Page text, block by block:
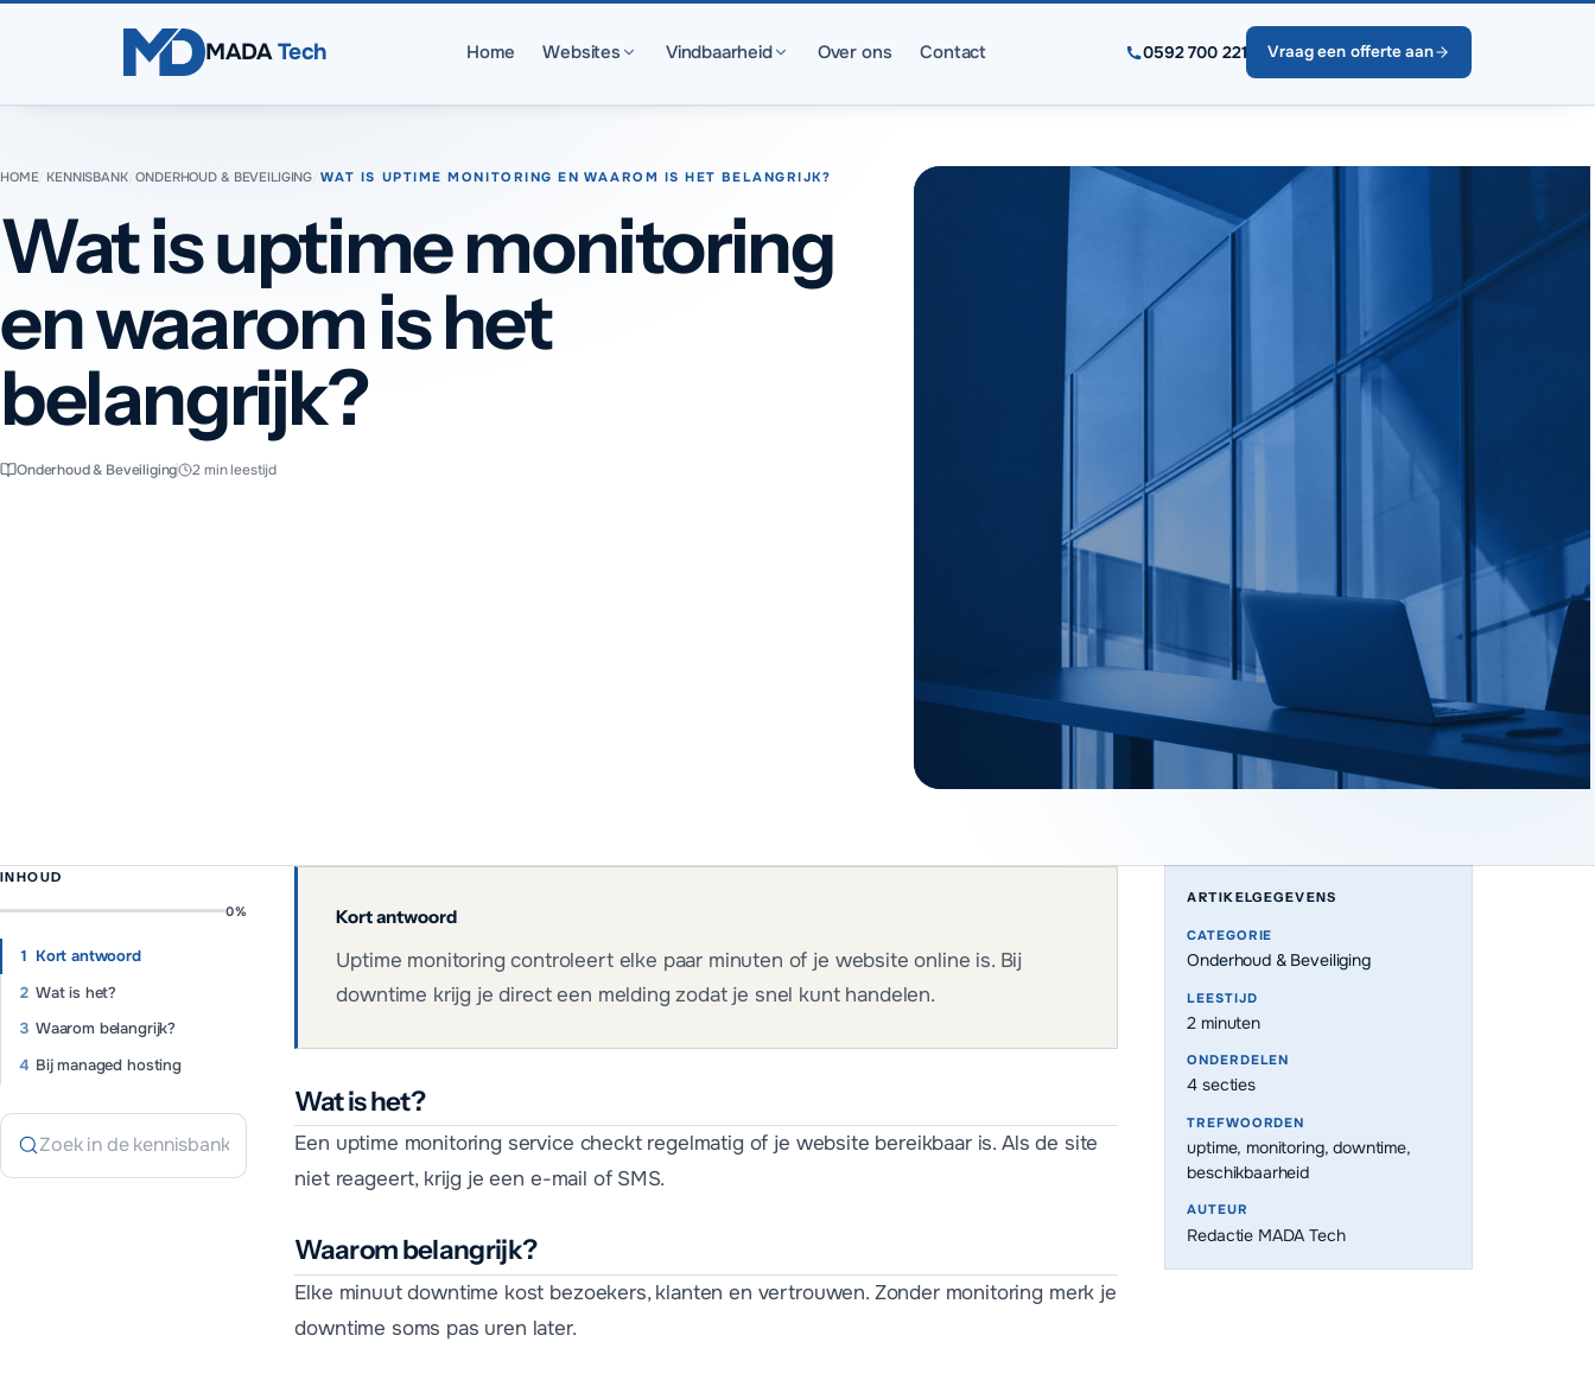
MADATech Home Websites Vindbaarheid Over ons Contact 0592 700 221 Vraag een offerte aan
HOME/ KENNISBANK/ONDERHOUD & BEVEILIGING WAT IS UPTIME MONITORING EN WAAROM IS HET BELANGRIJK?
Wat is uptime monitoring
en waarom is het
belangrijk?
Onderhoud & Beveiliging 2min leestijd
INHOUD
0%
Kort antwoord
Wat is het?
Waarom belangrijk?
Bij managed hosting
Kort antwoord
Uptime monitoring controleert elke paar minuten of je website online is. Bij
downtime krijg je direct een melding zodat je snel kunt handelen.
Wat is het?
Een uptime monitoring service checkt regelmatig of je website bereikbaar is. Als de site
niet reageert, krijg je een e-mail of SMS.
Waarom belangrijk?
Elke minuut downtime kost bezoekers, klanten en vertrouwen. Zonder monitoring merk je
downtime soms pas uren later.
ARTIKELGEGEVENS
CATEGORIE
Onderhoud & Beveiliging
LEESTIJD
2 minuten
ONDERDELEN
4 secties
TREFWOORDEN
uptime, monitoring, downtime,
beschikbaarheid
AUTEUR
Redactie MADA Tech